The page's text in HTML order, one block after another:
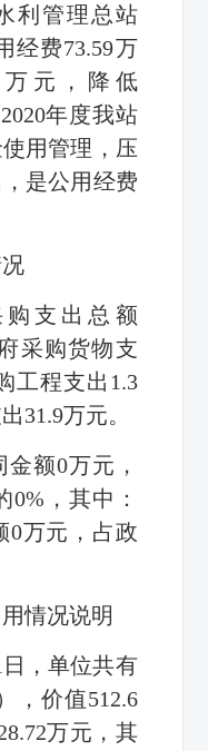
利管理总站
经费73.59万
元，降低
年度我站
使用管理，压
是公用经费
购支出总额
采购货物支
工程支出1.3
31.9万元。
额0万元，
，其中：
0万元，占政
情况说明
日，单位共有
，价值512.6
万元，其